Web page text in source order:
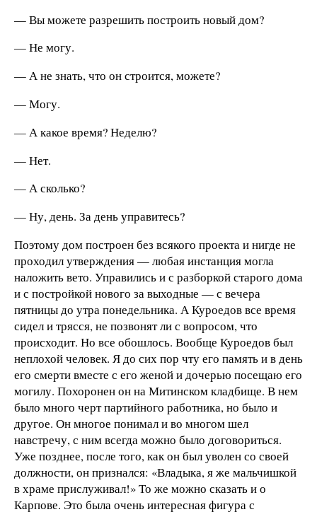
— Вы можете разрешить построить новый дом?
— Не могу.
— А не знать, что он строится, можете?
— Могу.
— А какое время? Неделю?
— Нет.
— А сколько?
— Ну, день. За день управитесь?
Поэтому дом построен без всякого проекта и нигде не
проходил утверждения — любая инстанция могла
наложить вето. Управились и с разборкой старого дома
и с постройкой нового за выходные — с вечера
пятницы до утра понедельника. А Куроедов все время
сидел и трясся, не позвонят ли с вопросом, что
происходит. Но все обошлось. Вообще Куроедов был
неплохой человек. Я до сих пор чту его память и в день
его смерти вместе с его женой и дочерью посещаю его
могилу. Похоронен он на Митинском кладбище. В нем
было много черт партийного работника, но было и
другое. Он многое понимал и во многом шел
навстречу, с ним всегда можно было договориться.
Уже позднее, после того, как он был уволен со своей
должности, он признался: «Владыка, я же мальчишкой
в храме прислуживал!» То же можно сказать и о
Карпове. Это была очень интересная фигура с